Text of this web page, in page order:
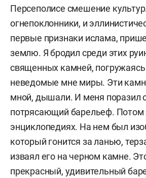
Персеполисе смешение
огнепоклонники, и
первые признаки ислама,
землю. Я бродил среди этих
священных камней,
неведомые мне миры. Эти
мной, дышали. И меня поразил
потрясающий барельеф. Потом
энциклопедиях. На нем был
который гонится за ланью,
изваял его на черном камне.
прекрасный, удивительный